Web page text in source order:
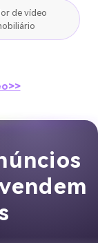
de vídeo